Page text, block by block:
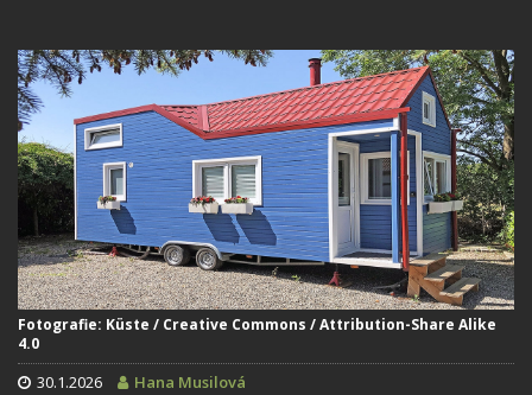
Fotografie: Küste / Creative Commons / Attribution-Share Alike
4.0
30.1.2026 Hana Musilová